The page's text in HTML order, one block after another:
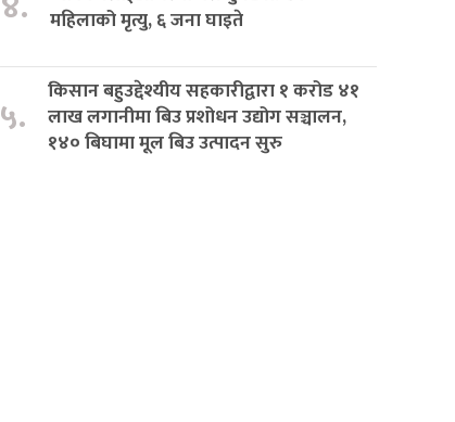
महिलाको मृत्यु, ६ जना घाइते
५.
किसान बहुउद्देश्यीय सहकारीद्वारा १ करोड ४१
लाख लगानीमा बिउ प्रशोधन उद्योग सञ्चालन,
१४० बिघामा मूल बिउ उत्पादन सुरु